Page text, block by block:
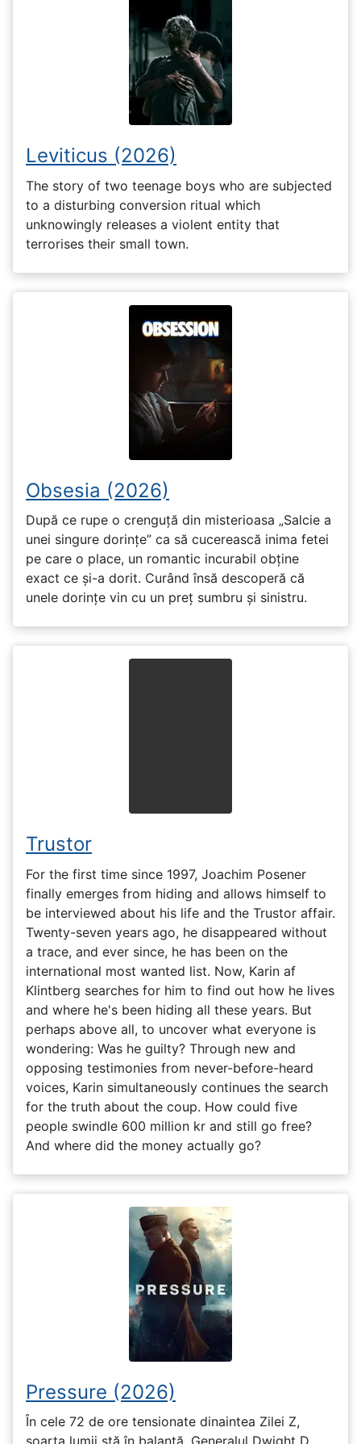
Leviticus (2026)
The story of two teenage boys who are subjected
to a disturbing conversion ritual which
unknowingly releases a violent entity that
terrorises their small town.
Obsesia (2026)
După ce rupe o crenguță din misterioasa „Salcie a
unei singure dorințe” ca să cucerească inima fetei
pe care o place, un romantic incurabil obține
exact ce și-a dorit. Curând însă descoperă că
unele dorințe vin cu un preț sumbru și sinistru.
Trustor
For the first time since 1997, Joachim Posener
finally emerges from hiding and allows himself to
be interviewed about his life and the Trustor affair.
Twenty-seven years ago, he disappeared without
a trace, and ever since, he has been on the
international most wanted list. Now, Karin af
Klintberg searches for him to find out how he lives
and where he's been hiding all these years. But
perhaps above all, to uncover what everyone is
wondering: Was he guilty? Through new and
opposing testimonies from never-before-heard
voices, Karin simultaneously continues the search
for the truth about the coup. How could five
people swindle 600 million kr and still go free?
And where did the money actually go?
Pressure (2026)
În cele 72 de ore tensionate dinaintea Zilei Z,
soarta lumii stă în balanță. Generalul Dwight D.